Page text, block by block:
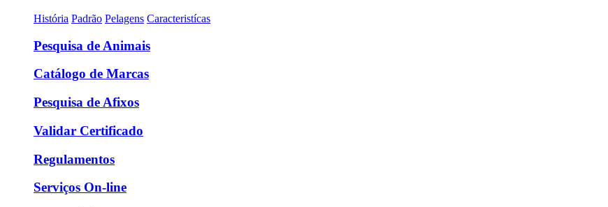
História Padrão Pelagens Caracteristícas
Pesquisa de Animais
Catálogo de Marcas
Pesquisa de Afixos
Validar Certificado
Regulamentos
Serviços On-line